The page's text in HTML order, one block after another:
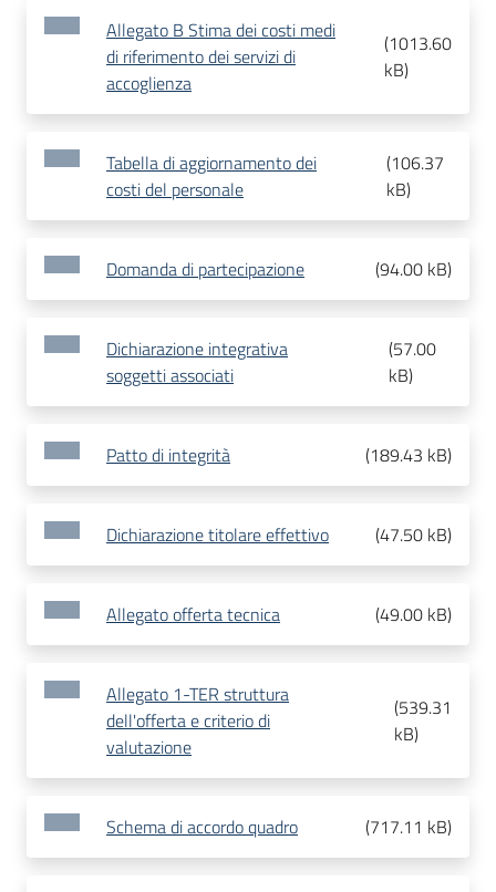
Allegato B Stima dei costi medi
di riferimento dei servizi di
accoglienza
(1013.60
kB)
Tabella di aggiornamento dei
costi del personale
(106.37
kB)
Domanda di partecipazione (94.00 kB)
Dichiarazione integrativa
soggetti associati
(57.00
kB)
Patto di integrità (189.43 kB)
Dichiarazione titolare effettivo (47.50 kB)
Allegato offerta tecnica (49.00 kB)
Allegato 1-TER struttura
dell'offerta e criterio di
valutazione
(539.31
kB)
Schema di accordo quadro (717.11 kB)